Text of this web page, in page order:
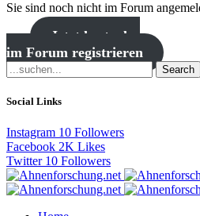
Sie sind noch nicht im Forum
Jetzt kostenlos
im Forum registrieren
Search
Social Links
Instagram 10 Followers
Facebook 2K Likes
Twitter 10 Followers